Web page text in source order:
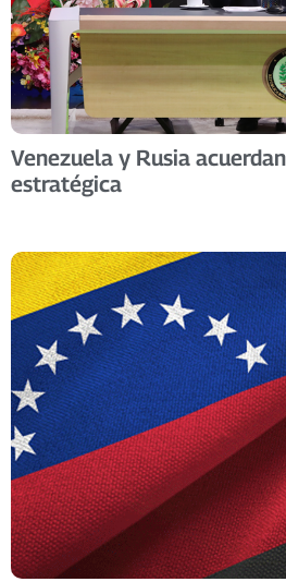
Venezuela y Rusia
estratégica